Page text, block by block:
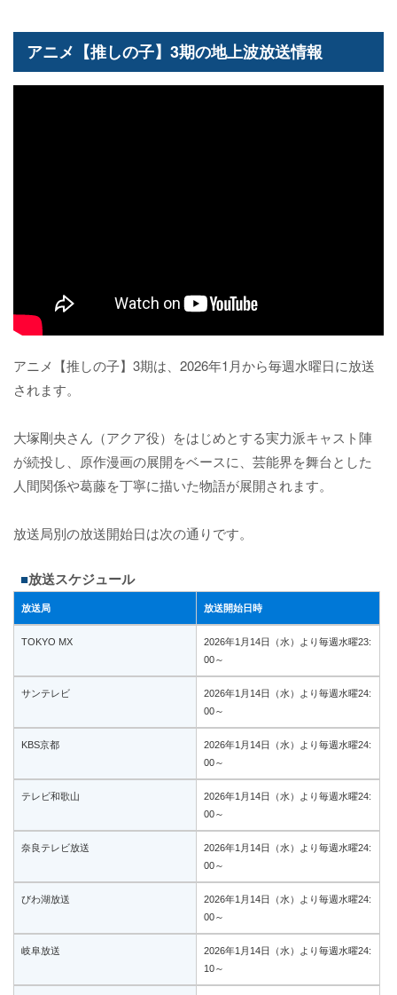
アニメ【推しの子】3期の地上波放送情報
アニメ【推しの子】3期は、2026年1月から毎週水曜日に放送
されます。
大塚剛央さん（アクア役）をはじめとする実力派キャスト陣
が続投し、原作漫画の展開をベースに、芸能界を舞台とした
人間関係や葛藤を丁寧に描いた物語が展開されます。
放送局別の放送開始日は次の通りです。
放送スケジュール
放送局 放送開始日時
TOKYO MX
2026年1月14日（水）より毎週水曜23:
00～
サンテレビ
2026年1月14日（水）より毎週水曜24:
00～
KBS京都
2026年1月14日（水）より毎週水曜24:
00～
テレビ和歌山
2026年1月14日（水）より毎週水曜24:
00～
奈良テレビ放送
2026年1月14日（水）より毎週水曜24:
00～
びわ湖放送
2026年1月14日（水）より毎週水曜24:
00～
岐阜放送
2026年1月14日（水）より毎週水曜24:
10～